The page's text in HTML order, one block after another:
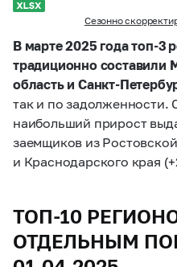
Сезонно
В марте 2025 года топ-3
традиционно составили
область и Санкт-
так и по задолженности.
наибольший прирост
заемщиков из
и Краснодарского края
ТОП-10
ОТДЕЛЬНЫМ